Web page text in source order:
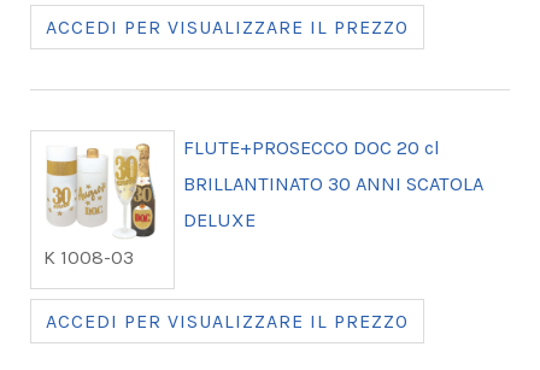
ACCEDI PER VISUALIZZARE IL PREZZO
K 1008-03
FLUTE+PROSECCO DOC 20 cl
BRILLANTINATO 30 ANNI SCATOLA
DELUXE
ACCEDI PER VISUALIZZARE IL PREZZO